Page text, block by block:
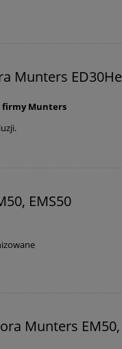
muchy
Munters ED30He
firmy Munters
EMS50
Munters EM50,